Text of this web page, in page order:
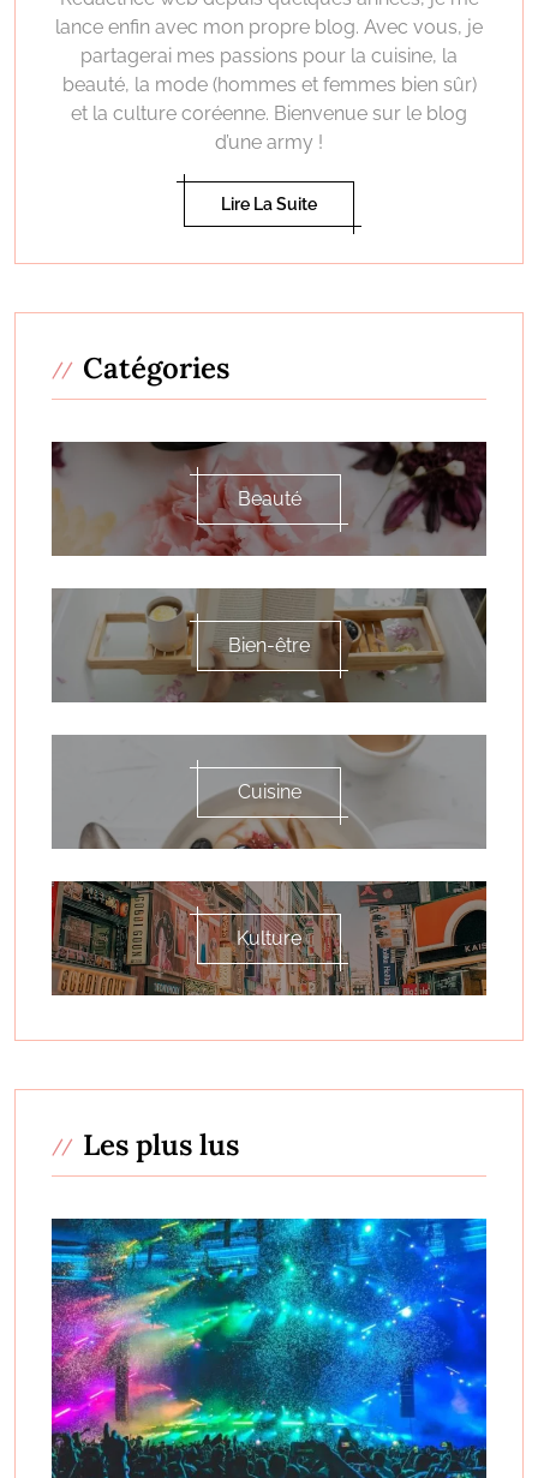
lance enfin avec mon propre blog. Avec vous, je
partagerai mes passions pour la cuisine, la
beauté, la mode (hommes et femmes bien sûr)
et la culture coréenne. Bienvenue sur le blog
d’une army !
Lire La Suite
Catégories
Beauté
Bien-être
Cuisine
Kulture
Les plus lus